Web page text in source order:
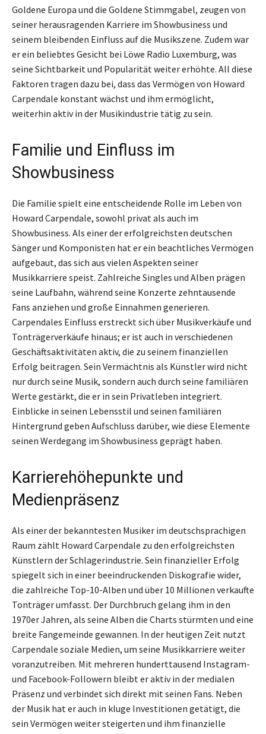
Goldene Europa und die Goldene Stimmgabel, zeugen von
seiner herausragenden Karriere im Showbusiness und
seinem bleibenden Einfluss auf die Musikszene. Zudem war
er ein beliebtes Gesicht bei Löwe Radio Luxemburg, was
seine Sichtbarkeit und Popularität weiter erhöhte. All diese
Faktoren tragen dazu bei, dass das Vermögen von Howard
Carpendale konstant wächst und ihm ermöglicht,
weiterhin aktiv in der Musikindustrie tätig zu sein.
Familie und Einfluss im
Showbusiness
Die Familie spielt eine entscheidende Rolle im Leben von
Howard Carpendale, sowohl privat als auch im
Showbusiness. Als einer der erfolgreichsten deutschen
Sänger und Komponisten hat er ein beachtliches Vermögen
aufgebaut, das sich aus vielen Aspekten seiner
Musikkarriere speist. Zahlreiche Singles und Alben prägen
seine Laufbahn, während seine Konzerte zehntausende
Fans anziehen und große Einnahmen generieren.
Carpendales Einfluss erstreckt sich über Musikverkäufe und
Tonträgerverkäufe hinaus; er ist auch in verschiedenen
Geschäftsaktivitäten aktiv, die zu seinem finanziellen
Erfolg beitragen. Sein Vermächtnis als Künstler wird nicht
nur durch seine Musik, sondern auch durch seine familiären
Werte gestärkt, die er in sein Privatleben integriert.
Einblicke in seinen Lebensstil und seinen familiären
Hintergrund geben Aufschluss darüber, wie diese Elemente
seinen Werdegang im Showbusiness geprägt haben.
Karrierehöhepunkte und
Medienpräsenz
Als einer der bekanntesten Musiker im deutschsprachigen
Raum zählt Howard Carpendale zu den erfolgreichsten
Künstlern der Schlagerindustrie. Sein finanzieller Erfolg
spiegelt sich in einer beeindruckenden Diskografie wider,
die zahlreiche Top-10-Alben und über 10 Millionen verkaufte
Tonträger umfasst. Der Durchbruch gelang ihm in den
1970er Jahren, als seine Alben die Charts stürmten und eine
breite Fangemeinde gewannen. In der heutigen Zeit nutzt
Carpendale soziale Medien, um seine Musikkarriere weiter
voranzutreiben. Mit mehreren hunderttausend Instagram-
und Facebook-Followern bleibt er aktiv in der medialen
Präsenz und verbindet sich direkt mit seinen Fans. Neben
der Musik hat er auch in kluge Investitionen getätigt, die
sein Vermögen weiter steigerten und ihm finanzielle